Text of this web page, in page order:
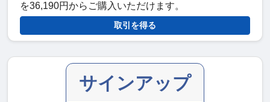
を36,190円からご購入いただけます。
取引を得る
サインアップ